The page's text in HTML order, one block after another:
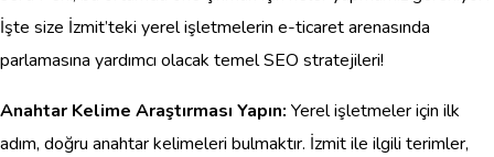
İşte size İzmit’teki yerel işletmelerin e-ticaret arenasında
parlamasına yardımcı olacak temel SEO stratejileri!
Anahtar Kelime Araştırması Yapın: Yerel işletmeler için ilk
adım, doğru anahtar kelimeleri bulmaktır. İzmit ile ilgili terimler,